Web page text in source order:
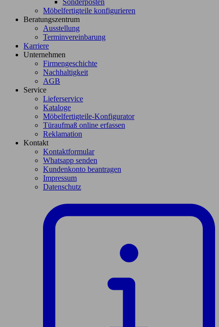
Sonderposten
Möbelfertigteile konfigurieren
Beratungszentrum
Ausstellung
Terminvereinbarung
Karriere
Unternehmen
Firmengeschichte
Nachhaltigkeit
AGB
Service
Lieferservice
Kataloge
Möbelfertigteile-Konfigurator
Türaufmaß online erfassen
Reklamation
Kontakt
Kontaktformular
Whatsapp senden
Kundenkonto beantragen
Impressum
Datenschutz